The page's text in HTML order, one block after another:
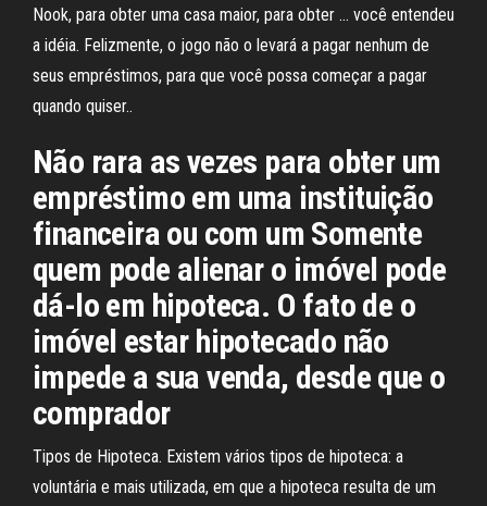
Nook, para obter uma casa maior, para obter … você entendeu
a idéia. Felizmente, o jogo não o levará a pagar nenhum de
seus empréstimos, para que você possa começar a pagar
quando quiser..
Não rara as vezes para obter um
empréstimo em uma instituição
financeira ou com um Somente
quem pode alienar o imóvel pode
dá-lo em hipoteca. O fato de o
imóvel estar hipotecado não
impede a sua venda, desde que o
comprador
Tipos de Hipoteca. Existem vários tipos de hipoteca: a
voluntária e mais utilizada, em que a hipoteca resulta de um